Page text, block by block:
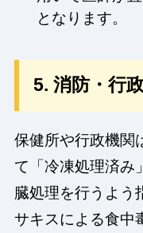
となります。
5. 消防・行
保健所や行政機関
て「冷凍処理済み
臓処理を行うよう
サキスによる食中